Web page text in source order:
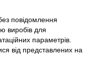
повідомлення
виробів для
параметрів.
від представлених на